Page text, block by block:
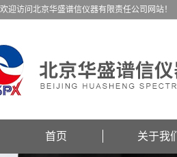
欢迎访问北京华盛谱信仪器有限责任公司网站！
首页 关于我们